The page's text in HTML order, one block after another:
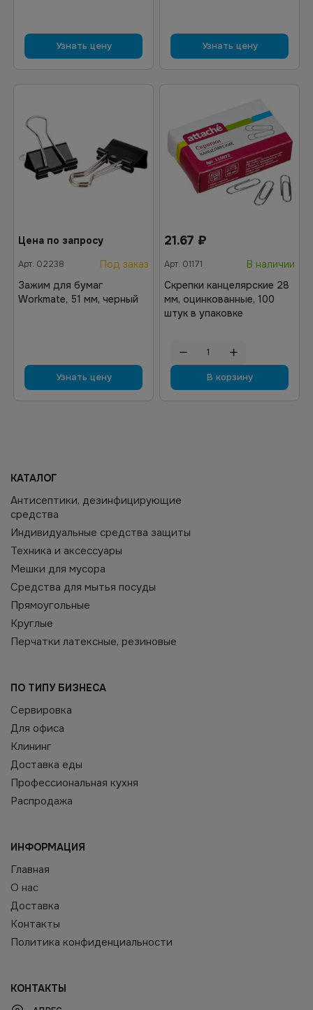
Узнать цену Узнать цену
Цена по запросу
Арт. 02238
Под заказ
Зажим для бумаг
Workmate, 51 мм, черный
Узнать цену
21.67 ₽
Арт. 01171
В наличии
Скрепки канцелярские 28
мм, оцинкованные, 100
штук в упаковке
В корзину
КАТАЛОГ
Антисептики, дезинфицирующие
средства
Индивидуальные средства защиты
Техника и аксессуары
Мешки для мусора
Средства для мытья посуды
Прямоугольные
Круглые
Перчатки латексные, резиновые
ПО ТИПУ БИЗНЕСА
Сервировка
Для офиса
Клининг
Доставка еды
Профессиональная кухня
Распродажа
ИНФОРМАЦИЯ
Главная
О нас
Доставка
Контакты
Политика конфиденциальности
КОНТАКТЫ